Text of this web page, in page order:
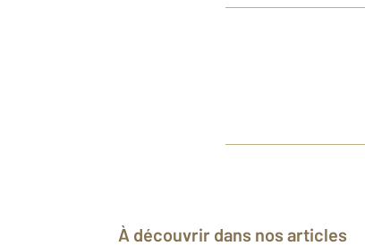
À découvrir dans nos articles